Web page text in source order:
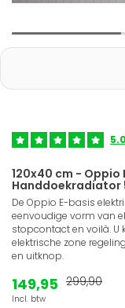
120x40 cm - Oppio
Handdoekradiator
De Oppio E-basis
eenvoudige vorm van
stopcontact en voilà. U
elektrische zone
en uitknop.
149,95
Incl. btw
299,90